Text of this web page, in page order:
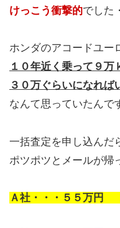
けっこう衝撃的でした
ホンダのアコードユー
１０年近く乗って９万
３０万ぐらいになれば
なんて思っていたんで
一括査定を申し込んだ
ポツポツとメールが帰
Ａ社・・・５５万円